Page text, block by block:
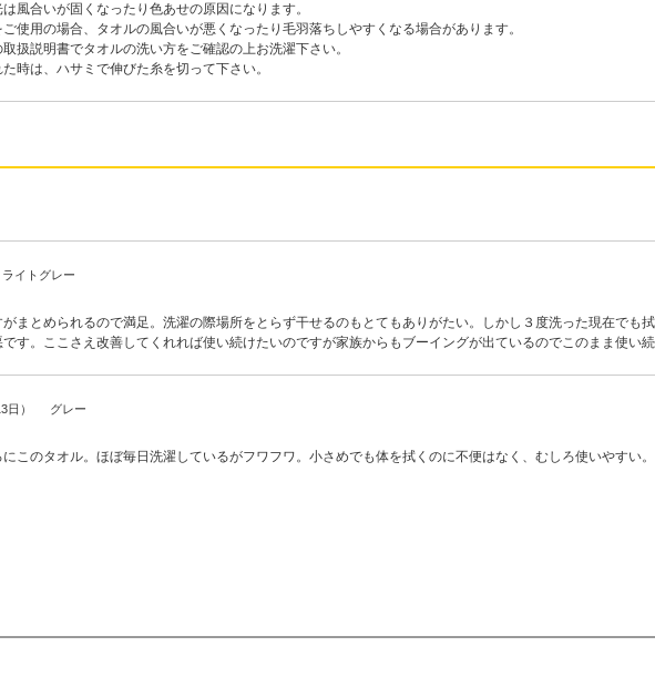
は風合いが固くなったり色あせの原因になります。
ご使用の場合、タオルの風合いが悪くなったり毛羽落ちしやすくなる場合があります。
取扱説明書でタオルの洗い方をご確認の上お洗濯下さい。
時は、ハサミで伸びた糸を切って下さい。
ライトグレー
まとめられるので満足。洗濯の際場所をとらず干せるのもとてもありがたい。しかし３度洗った現在で
す。ここさえ改善してくれれば使い続けたいのですが家族からもブーイングが出ているのでこのまま使い
日 ） グレー
このタオル。ほぼ毎日洗濯しているがフワフワ。小さめでも体を拭くのに不便はなく、むしろ使いやすい